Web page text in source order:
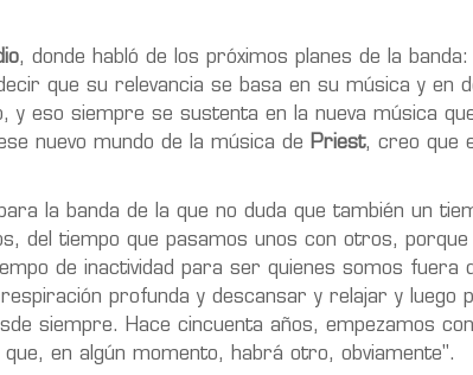
, donde habló de los próximos planes de la
que su relevancia se basa en su música y en
eso siempre se sustenta en la nueva música
nuevo mundo de la música de Priest, creo que
la banda de la que no duda que también un
del tiempo que pasamos unos con otros, porque
de inactividad para ser quienes somos fuera
profunda y descansar y relajar y luego
siempre. Hace cincuenta años, empezamos con
que, en algún momento, habrá otro, obviamente".